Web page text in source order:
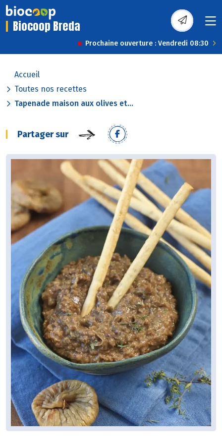
Biocoop Breda
Prochaine ouverture : Vendredi 08:30
Accueil
Toutes nos recettes
Tapenade maison aux olives et...
Partager sur